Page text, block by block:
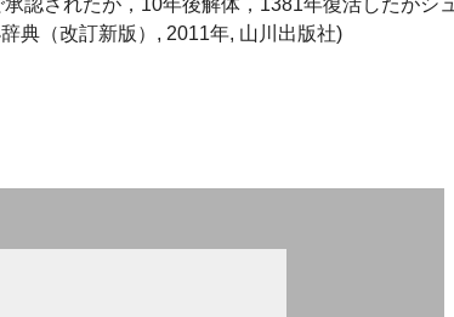
認されたが，10年後解体，1381年復活したがシュ
典（改訂新版）, 2011年, 山川出版社)